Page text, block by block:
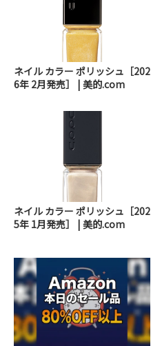
ネイル カラー ポリッシュ［202
6年 2月発売］ | 美的.com
ネイル カラー ポリッシュ［202
5年 1月発売］ | 美的.com